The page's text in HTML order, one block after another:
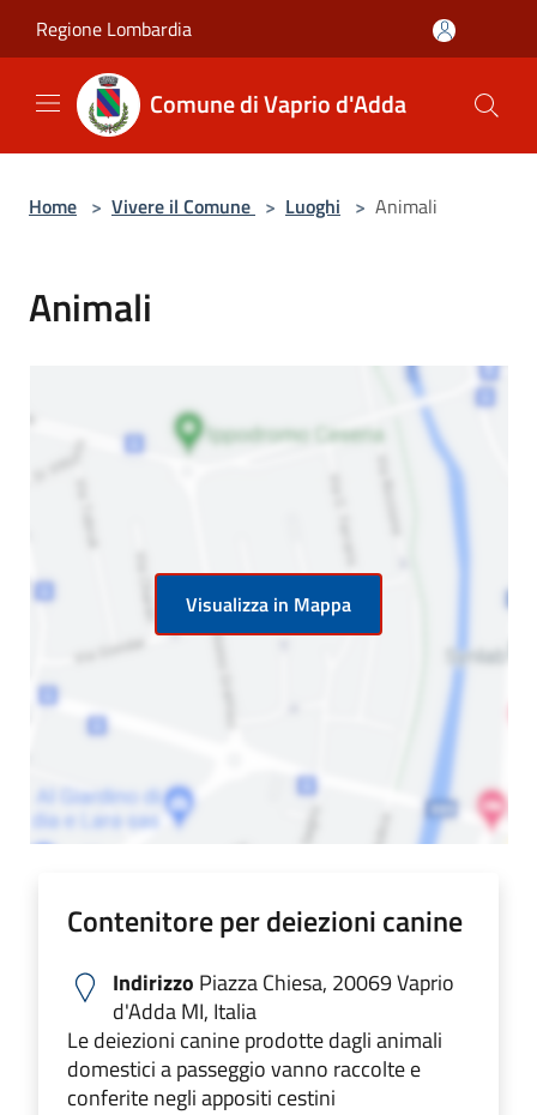
Regione Lombardia
Comune di Vaprio d'Adda
Home > Vivere il Comune > Luoghi > Animali
Animali
Visualizza in Mappa
Contenitore per deiezioni canine
Indirizzo Piazza Chiesa, 20069 Vaprio
d'Adda MI, Italia
Le deiezioni canine prodotte dagli animali
domestici a passeggio vanno raccolte e
conferite negli appositi cestini